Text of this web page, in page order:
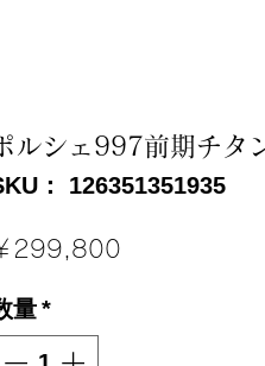
ルシェ997前期チタ
： 126351351935
299,800
量*